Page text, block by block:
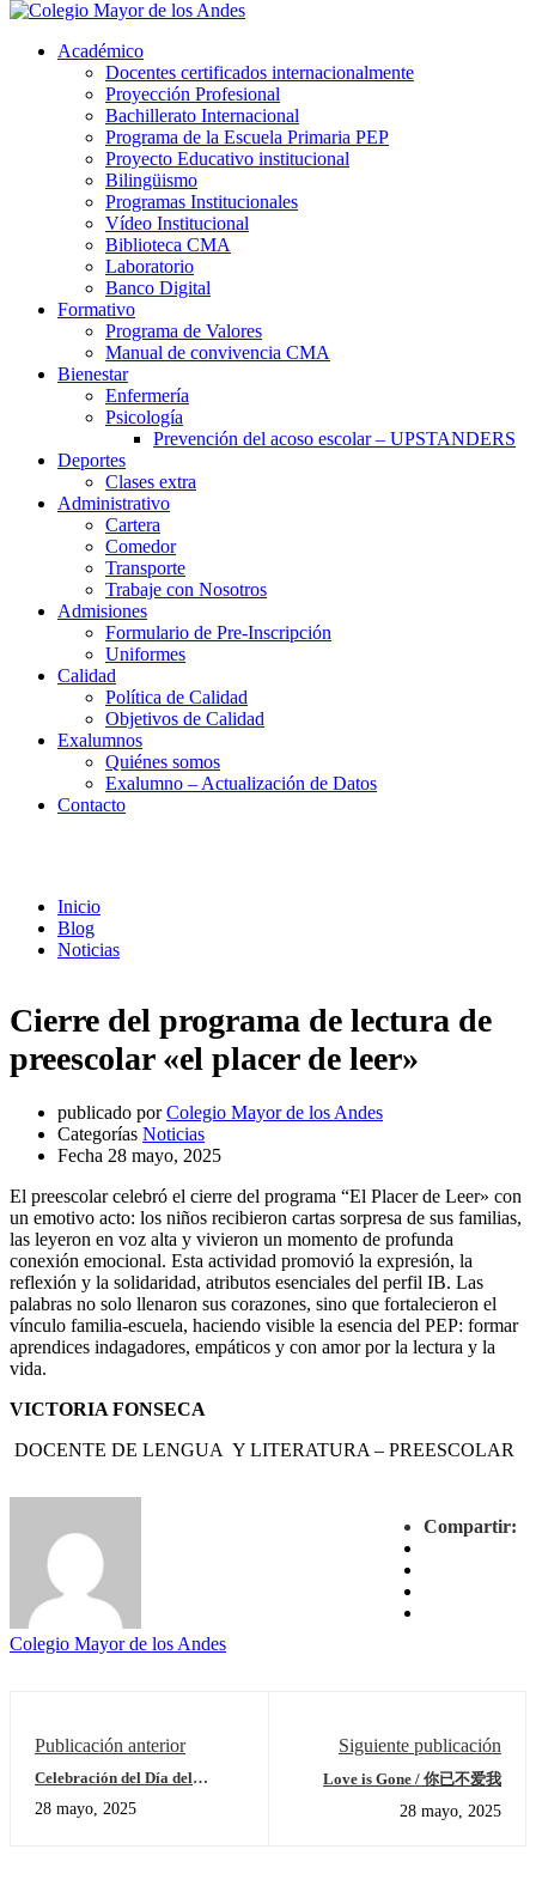
Académico
Docentes certificados internacionalmente
Proyección Profesional
Bachillerato Internacional
Programa de la Escuela Primaria PEP
Proyecto Educativo institucional
Bilingüismo
Programas Institucionales
Vídeo Institucional
Biblioteca CMA
Laboratorio
Banco Digital
Formativo
Programa de Valores
Manual de convivencia CMA
Bienestar
Enfermería
Psicología
Prevención del acoso escolar – UPSTANDERS
Deportes
Clases extra
Administrativo
Cartera
Comedor
Transporte
Trabaje con Nosotros
Admisiones
Formulario de Pre-Inscripción
Uniformes
Calidad
Política de Calidad
Objetivos de Calidad
Exalumnos
Quiénes somos
Exalumno – Actualización de Datos
Contacto
Inicio
Blog
Noticias
Cierre del programa de lectura de
preescolar «el placer de leer»
publicado por Colegio Mayor de los Andes
Categorías Noticias
Fecha 28 mayo, 2025
El preescolar celebró el cierre del programa “El Placer de Leer» con
un emotivo acto: los niños recibieron cartas sorpresa de sus familias,
las leyeron en voz alta y vivieron un momento de profunda
conexión emocional. Esta actividad promovió la expresión, la
reflexión y la solidaridad, atributos esenciales del perfil IB. Las
palabras no solo llenaron sus corazones, sino que fortalecieron el
vínculo familia-escuela, haciendo visible la esencia del PEP: formar
aprendices indagadores, empáticos y con amor por la lectura y la
vida.
VICTORIA FONSECA
DOCENTE DE LENGUA Y LITERATURA – PREESCOLAR
Compartir:
Colegio Mayor de los Andes
Publicación anterior
Celebración del Día del
28 mayo, 2025
Siguiente publicación
Love is Gone / 你已不爱我
28 mayo, 2025